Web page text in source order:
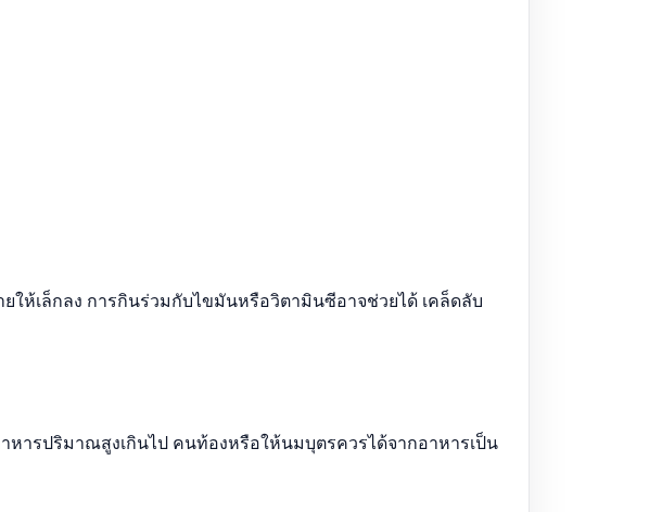
ห้เล็กลง การกินร่วมกับไขมันหรือวิตามินซีอาจช่วยได้ เคล็ดลับ
ารปริมาณสูงเกินไป คนท้องหรือให้นมบุตรควรได้จากอาหารเป็น